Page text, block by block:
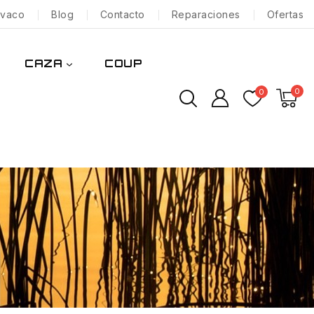
Blog Contacto Reparaciones Ofertas
CAZA COUP
0 0